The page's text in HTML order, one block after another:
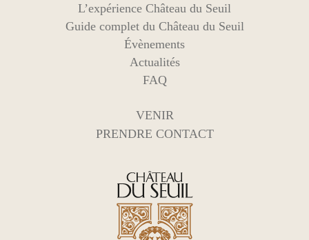
L’expérience Château du Seuil
Guide complet du Château du Seuil
Évènements
Actualités
FAQ
VENIR
PRENDRE CONTACT